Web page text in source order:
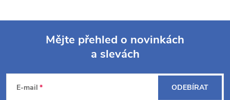
Mějte přehled o novinkách
a slevách
E-mail ODEBÍRAT